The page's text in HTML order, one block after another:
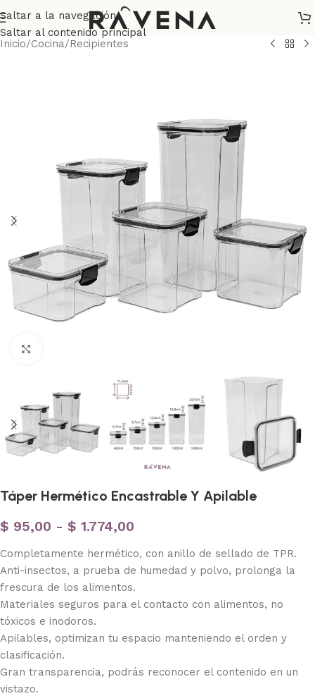
Saltar a la navegación
Saltar al contenido principal
Inicio/Cocina/Recipientes
Táper Hermético Encastrable Y Apilable
$ 95,00 - $ 1.774,00
Completamente hermético, con anillo de sellado de TPR.
Anti-insectos, a prueba de humedad y polvo, prolonga la
frescura de los alimentos.
Materiales seguros para el contacto con alimentos, no
tóxicos e inodoros.
Apilables, optimizan tu espacio manteniendo el orden y
clasificación.
Gran transparencia, podrás reconocer el contenido en un
vistazo.